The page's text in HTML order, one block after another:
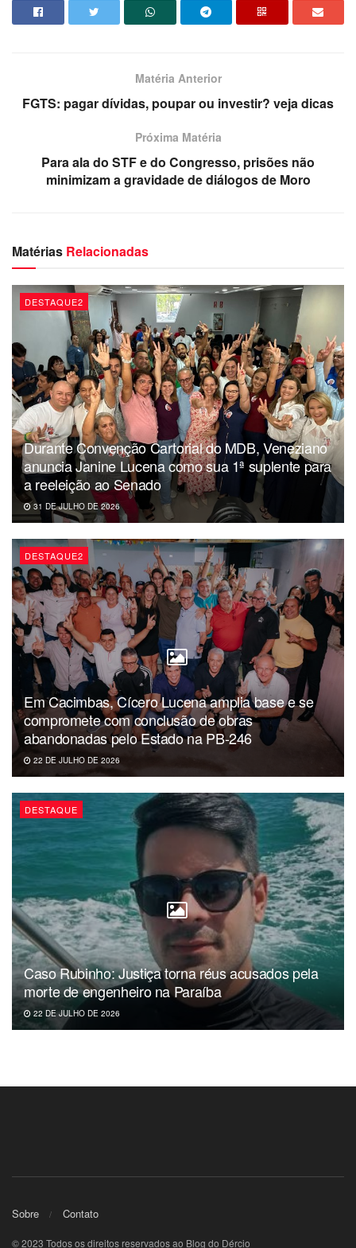
Da redação
Matéria Anterior
FGTS: pagar dívidas, poupar ou investir? veja dicas
Próxima Matéria
Para ala do STF e do Congresso, prisões não
minimizam a gravidade de diálogos de Moro
Matérias Relacionadas
DESTAQUE2
Durante Convenção Cartorial do MDB, Veneziano
anuncia Janine Lucena como sua 1ª suplente para
a reeleição ao Senado
31 DE JULHO DE 2026
DESTAQUE2
Em Cacimbas, Cícero Lucena amplia base e se
compromete com conclusão de obras
abandonadas pelo Estado na PB-246
22 DE JULHO DE 2026
DESTAQUE
Caso Rubinho: Justiça torna réus acusados pela
morte de engenheiro na Paraíba
22 DE JULHO DE 2026
Sobre Contato
© 2023 Todos os direitos reservados ao Blog do Dércio